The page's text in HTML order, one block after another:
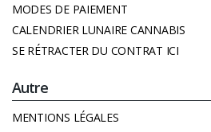
MODES DE PAIEMENT
CALENDRIER LUNAIRE CANNABIS
SE RÉTRACTER DU CONTRAT ICI
Autre
MENTIONS LÉGALES